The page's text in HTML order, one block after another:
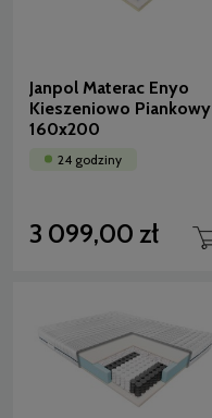
Janpol Materac Enyo
Kieszeniowo Piankowy
160x200
24 godziny
3 099,00 zł